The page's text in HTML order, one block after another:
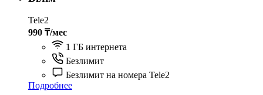
Tele2
990 ₸/мес
1 ГБ интернета
Безлимит
Безлимит на номера Tele2
Подробнее